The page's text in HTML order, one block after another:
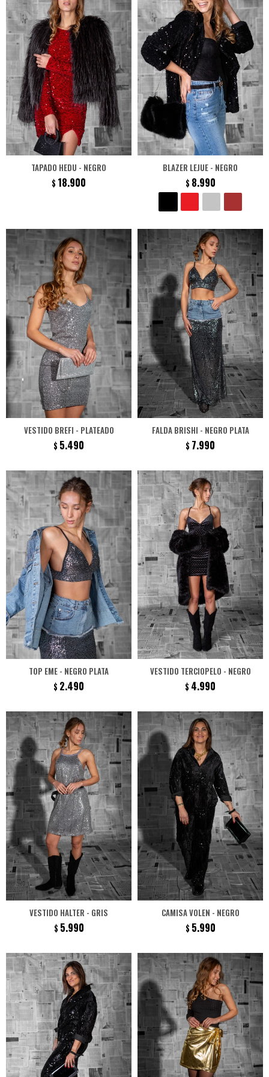
TAPADO HEDU - NEGRO
$ 18.900
BLAZER LEJUE - NEGRO
$ 8.990
VESTIDO BREFI - PLATEADO
$ 5.490
FALDA BRISHI - NEGRO PLATA
$ 7.990
TOP EME - NEGRO PLATA
$ 2.490
VESTIDO TERCIOPELO - NEGRO
$ 4.990
VESTIDO HALTER - GRIS
$ 5.990
CAMISA VOLEN - NEGRO
$ 5.990